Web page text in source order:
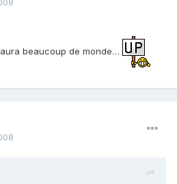
beaucoup de monde…